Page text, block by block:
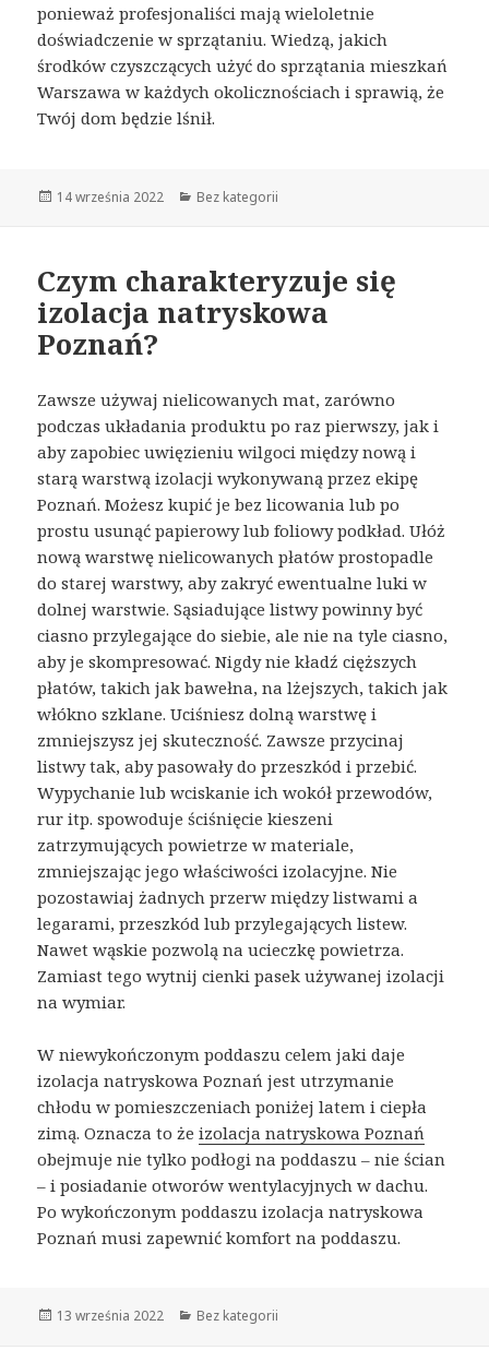
ponieważ profesjonaliści mają wieloletnie
doświadczenie w sprzątaniu. Wiedzą, jakich
środków czyszczących użyć do sprzątania mieszkań
Warszawa w każdych okolicznościach i sprawią, że
Twój dom będzie lśnił.
Opublikowano
14 września 2022 Kategorie
Bez kategorii
Czym charakteryzuje się
izolacja natryskowa
Poznań?
Zawsze używaj nielicowanych mat, zarówno
podczas układania produktu po raz pierwszy, jak i
aby zapobiec uwięzieniu wilgoci między nową i
starą warstwą izolacji wykonywaną przez ekipę
Poznań. Możesz kupić je bez licowania lub po
prostu usunąć papierowy lub foliowy podkład. Ułóż
nową warstwę nielicowanych płatów prostopadle
do starej warstwy, aby zakryć ewentualne luki w
dolnej warstwie. Sąsiadujące listwy powinny być
ciasno przylegające do siebie, ale nie na tyle ciasno,
aby je skompresować. Nigdy nie kładź cięższych
płatów, takich jak bawełna, na lżejszych, takich jak
włókno szklane. Uciśniesz dolną warstwę i
zmniejszysz jej skuteczność. Zawsze przycinaj
listwy tak, aby pasowały do przeszkód i przebić.
Wypychanie lub wciskanie ich wokół przewodów,
rur itp. spowoduje ściśnięcie kieszeni
zatrzymujących powietrze w materiale,
zmniejszając jego właściwości izolacyjne. Nie
pozostawiaj żadnych przerw między listwami a
legarami, przeszkód lub przylegających listew.
Nawet wąskie pozwolą na ucieczkę powietrza.
Zamiast tego wytnij cienki pasek używanej izolacji
na wymiar.
W niewykończonym poddaszu celem jaki daje
izolacja natryskowa Poznań jest utrzymanie
chłodu w pomieszczeniach poniżej latem i ciepła
zimą. Oznacza to żeizolacja natryskowa Poznań
obejmuje nie tylko podłogi na poddaszu – nie ścian
– i posiadanie otworów wentylacyjnych w dachu.
Po wykończonym poddaszu izolacja natryskowa
Poznań musi zapewnić komfort na poddaszu.
Opublikowano
13 września 2022 Kategorie
Bez kategorii